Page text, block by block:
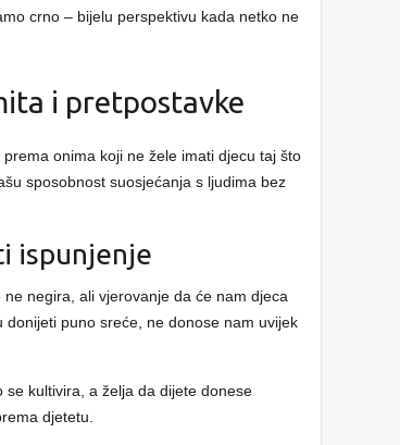
crno – bijelu perspektivu kada netko ne
i pretpostavke
onima koji ne žele imati djecu taj što
sposobnost suosjećanja s ljudima bez
ispunjenje
negira, ali vjerovanje da će nam djeca
puno sreće, ne donose nam uvijek
kultivira, a želja da dijete donese
djetetu.